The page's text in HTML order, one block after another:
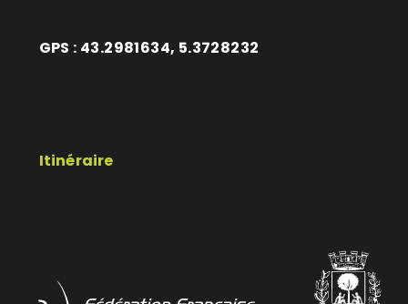
GPS : 43.2981634, 5.3728232
Itinéraire